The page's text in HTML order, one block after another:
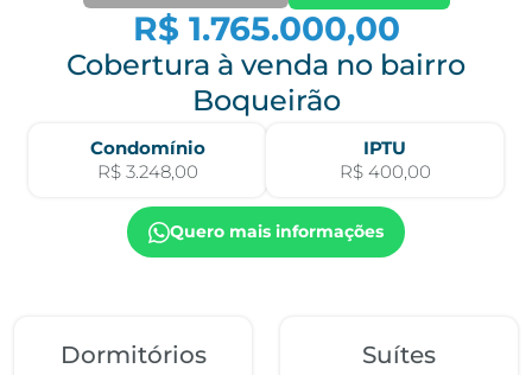
R$ 1.765.000,00
Cobertura à venda no bairro
Boqueirão
Condomínio
R$ 3.248,00
IPTU
R$ 400,00
Quero mais informações
Dormitórios Suítes